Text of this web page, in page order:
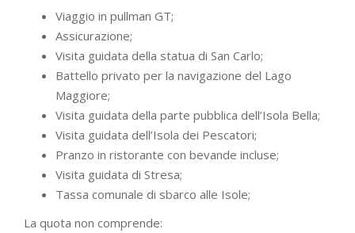
Viaggio in pullman GT;
Assicurazione;
Visita guidata della statua di San Carlo;
Battello privato per la navigazione del Lago
Maggiore;
Visita guidata della parte pubblica dell’Isola Bella;
Visita guidata dell’Isola dei Pescatori;
Pranzo in ristorante con bevande incluse;
Visita guidata di Stresa;
Tassa comunale di sbarco alle Isole;
La quota non comprende: